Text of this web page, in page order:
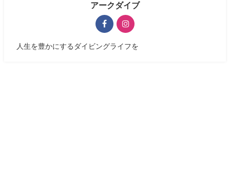
アークダイブ
人生を豊かにするダイビングライフを